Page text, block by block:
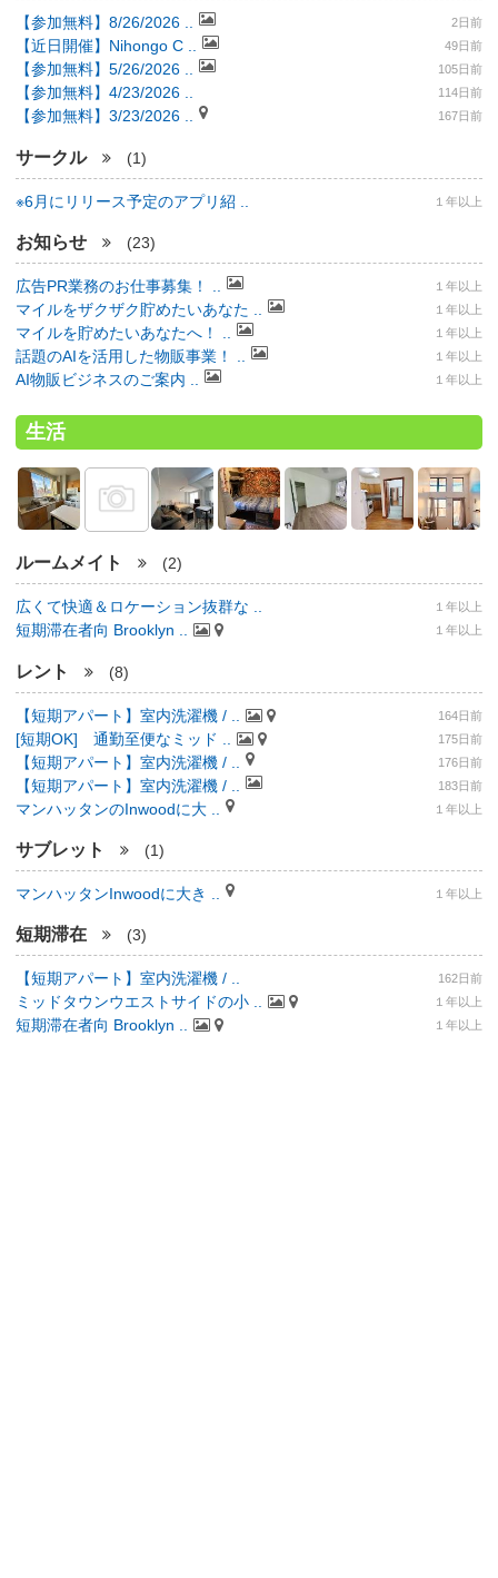
【参加無料】8/26/2026 .. 2日前
【近日開催】Nihongo C .. 49日前
【参加無料】5/26/2026 .. 105日前
【参加無料】4/23/2026 .. 114日前
【参加無料】3/23/2026 .. 167日前
サークル (1)
※6月にリリース予定のアプリ紹 .. １年以上
お知らせ (23)
広告PR業務のお仕事募集！ .. １年以上
マイルをザクザク貯めたいあなた .. １年以上
マイルを貯めたいあなたへ！ .. １年以上
話題のAIを活用した物販事業！ .. １年以上
AI物販ビジネスのご案内 .. １年以上
生活
ルームメイト (2)
広くて快適＆ロケーション抜群な .. １年以上
短期滞在者向 Brooklyn .. １年以上
レント (8)
【短期アパート】室内洗濯機 / .. 164日前
[短期OK] 通勤至便なミッド .. 175日前
【短期アパート】室内洗濯機 / .. 176日前
【短期アパート】室内洗濯機 / .. 183日前
マンハッタンのInwoodに大 .. １年以上
サブレット (1)
マンハッタンInwoodに大き .. １年以上
短期滞在 (3)
【短期アパート】室内洗濯機 / .. 162日前
ミッドタウンウエストサイドの小 .. １年以上
短期滞在者向 Brooklyn .. １年以上